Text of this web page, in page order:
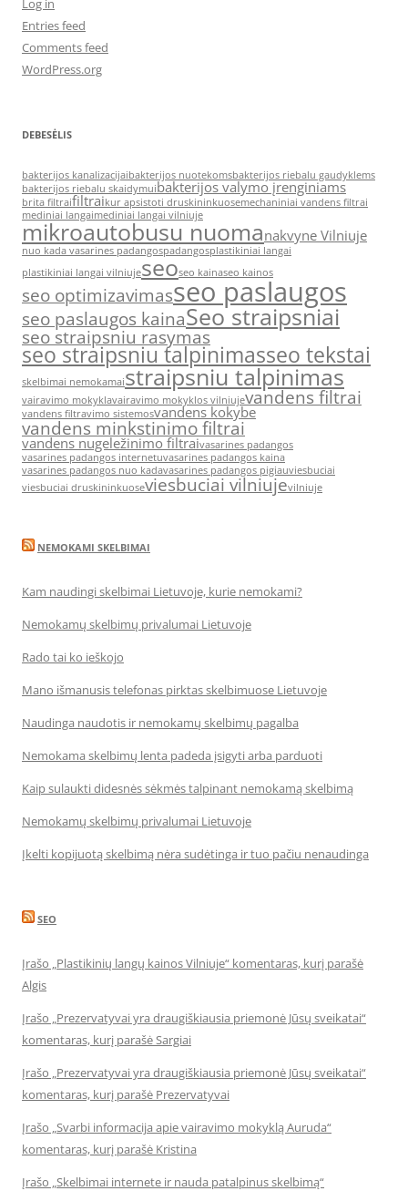
Log in
Entries feed
Comments feed
WordPress.org
DEBESĖLIS
bakterijos kanalizacijaibakterijos nuotekomsbakterijos riebalu gaudyklems
bakterijos riebalu skaidymuibakterijos valymo įrenginiams
brita filtraifiltraikur apsistoti druskininkuosemechaniniai vandens filtrai
mediniai langaimediniai langai vilniuje
mikroautobusu nuomanakvyne Vilniuje
nuo kada vasarines padangospadangosplastikiniai langai
plastikiniai langai vilniujeseoseo kainaseo kainos
seo optimizavimasseo paslaugos
seo paslaugos kainaSeo straipsniai
seo straipsniu rasymas
seo straipsniu talpinimasseo tekstai
skelbimai nemokamaistraipsniu talpinimas
vairavimo mokyklavairavimo mokyklos vilniujevandens filtrai
vandens filtravimo sistemosvandens kokybe
vandens minkstinimo filtrai
vandens nugeležinimo filtraivasarines padangos
vasarines padangos internetuvasarines padangos kaina
vasarines padangos nuo kadavasarines padangos pigiauviesbuciai
viesbuciai druskininkuoseviesbuciai vilniujevilniuje
NEMOKAMI SKELBIMAI
Kam naudingi skelbimai Lietuvoje, kurie nemokami?
Nemokamų skelbimų privalumai Lietuvoje
Rado tai ko ieškojo
Mano išmanusis telefonas pirktas skelbimuose Lietuvoje
Naudinga naudotis ir nemokamų skelbimų pagalba
Nemokama skelbimų lenta padeda įsigyti arba parduoti
Kaip sulaukti didesnės sėkmės talpinant nemokamą skelbimą
Nemokamų skelbimų privalumai Lietuvoje
Įkelti kopijuotą skelbimą nėra sudėtinga ir tuo pačiu nenaudinga
SEO
Įrašo „Plastikinių langų kainos Vilniuje“ komentaras, kurį parašė
Algis
Įrašo „Prezervatyvai yra draugiškiausia priemonė Jūsų sveikatai“
komentaras, kurį parašė Sargiai
Įrašo „Prezervatyvai yra draugiškiausia priemonė Jūsų sveikatai“
komentaras, kurį parašė Prezervatyvai
Įrašo „Svarbi informacija apie vairavimo mokyklą Auruda“
komentaras, kurį parašė Kristina
Įrašo „Skelbimai internete ir nauda patalpinus skelbimą“